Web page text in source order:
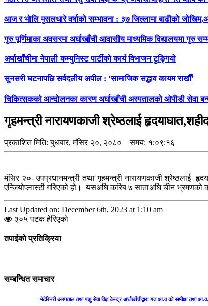
आज र भोलि मुसलधारे वर्षाको सम्भावना : ३७ जिल्लामा बाढीको
गुरु पूर्णिमाका अवसरमा अर्घाखाँची आवासीय माध्यमिक विद्यालयमा गुरु
अर्घाखाँचीमा नेपाली कम्युनिस्ट पार्टीको कार्य विभाजन टुङ्गियो
सुनसरी घटनापछि सर्वदलीय अपील : ‘सामाजिक सद्भाव कायम राखौँ’
चिकित्सकको आन्दोलनका कारण अर्घाखाँची अस्पतालको ओपीडी सेवा
गृहमन्त्री नारायणकाजी श्रेष्ठलाई
प्रकाशित मिति:बुधबार, मंसिर २०, २०८० समय: १:०९:१६
मंसिर २०- उपप्रधानमन्त्री तथा गृहमन्त्री नारायणकाजी श्रेष्ठलाई
एन्जियोप्लास्टी गरिएको हो। यसअघि करिब ७ साताअघि चीन भ्रमणको
Last Updated on: December 6th, 2023 at 1:10 am
३०५ पटक हेरिएको
तपाईको प्रतिक्रिया
सम्बन्धित समाचार
भेटेरिनरी अस्पताल तथा पशु सेवा विज्ञ केन्द्र अर्घाखाँचीद्वारा गत आ.व को समीक्षा तथा